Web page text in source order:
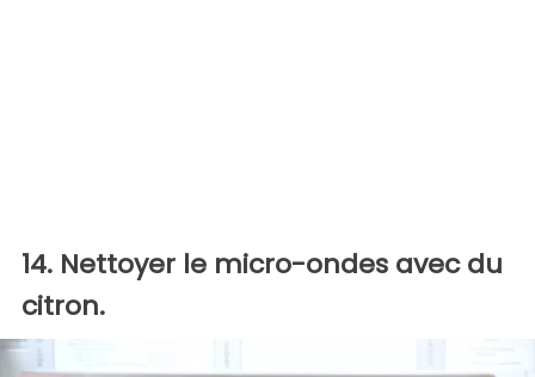
14. Nettoyer le micro-ondes avec du
citron.